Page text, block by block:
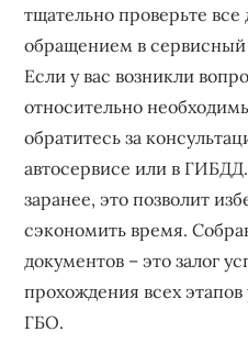
тщательно проверьте
обращением в
Если у вас возникли
относительно
обратитесь за
автосервисе или в
заранее, это позволит
сэкономить время.
документов – это залог
прохождения всех
ГБО.